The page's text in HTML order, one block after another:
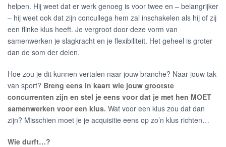
helpen. Hij weet dat er werk genoeg is voor twee en – belangrijker
– hij weet ook dat zijn concullega hem zal inschakelen als hij of zij
een flinke klus heeft. Je vergroot door deze vorm van
samenwerken je slagkracht en je flexibiliteit. Het geheel is groter
dan de som der delen.
Hoe zou je dit kunnen vertalen naar jouw branche? Naar jouw tak
van sport? Breng eens in kaart wie jouw grootste
concurrenten zijn en stel je eens voor dat je met hen MOET
samenwerken voor een klus. Wat voor een klus zou dat dan
zijn? Misschien moet je je acquisitie eens op zo’n klus richten…
Wie durft…?